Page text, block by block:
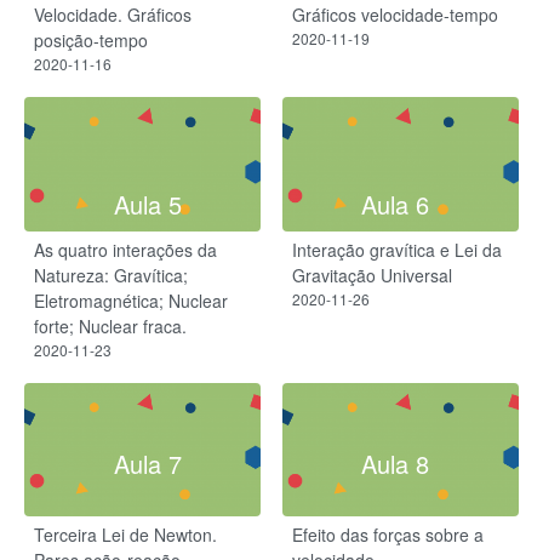
Velocidade.​ Gráficos
posição-tempo
2020-11-16
Gráficos velocidade-tempo
2020-11-19
Aula 5
As quatro interações da
Natureza: Gravítica;
Eletromagnética; Nuclear
forte; Nuclear fraca.
2020-11-23
Aula 6
Interação gravítica e Lei da
Gravitação Universal
2020-11-26
Aula 7
Terceira Lei de Newton.
Aula 8
Efeito das forças sobre a